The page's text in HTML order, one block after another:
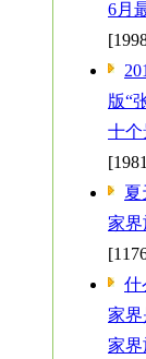
6月
版“
十个
夏
家界
什
家界
家界